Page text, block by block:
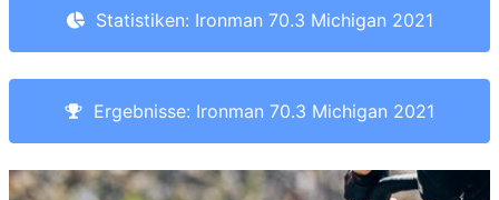
Statistiken: Ironman 70.3 Michigan 2021
Ergebnisse: Ironman 70.3 Michigan 2021